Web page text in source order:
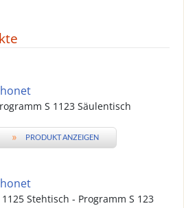
S 1123 Säulentisch
» PRODUKT ANZEIGEN
1125 Stehtisch - Programm S 123